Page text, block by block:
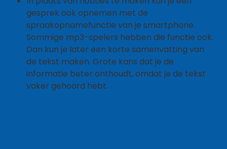
gesprek ook opnemen met de
spraakopnamefunctie van je smartphone.
Sommige mp3-spelers hebben die functie ook.
Dan kun je later een korte samenvatting van
de tekst maken. Grote kans dat je de
informatie beter onthoudt, omdat je de tekst
vaker gehoord hebt.